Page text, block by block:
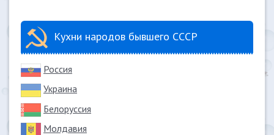
Кухни народов бывшего СССР
Россия
Украина
Белоруссия
Молдавия